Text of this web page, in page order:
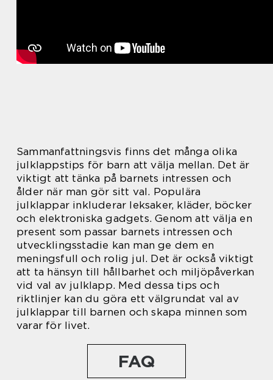
Sammanfattningsvis finns det många olika
julklappstips för barn att välja mellan. Det är
viktigt att tänka på barnets intressen och
ålder när man gör sitt val. Populära
julklappar inkluderar leksaker, kläder, böcker
och elektroniska gadgets. Genom att välja en
present som passar barnets intressen och
utvecklingsstadie kan man ge dem en
meningsfull och rolig jul. Det är också viktigt
att ta hänsyn till hållbarhet och miljöpåverkan
vid val av julklapp. Med dessa tips och
riktlinjer kan du göra ett välgrundat val av
julklappar till barnen och skapa minnen som
varar för livet.
FAQ